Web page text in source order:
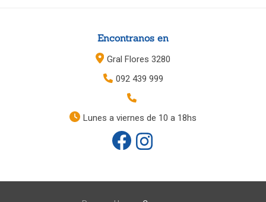
Encontranos en
Gral Flores 3280
092 439 999
Lunes a viernes de 10 a 18hs